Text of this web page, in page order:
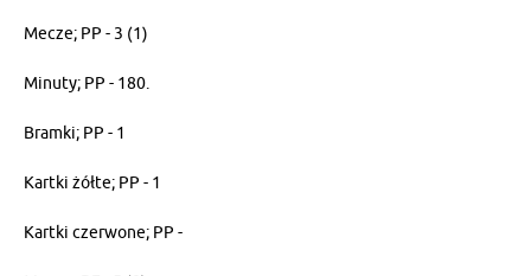
Mecze; PP - 3 (1)
Minuty; PP - 180.
Bramki; PP - 1
Kartki żółte; PP - 1
Kartki czerwone; PP -